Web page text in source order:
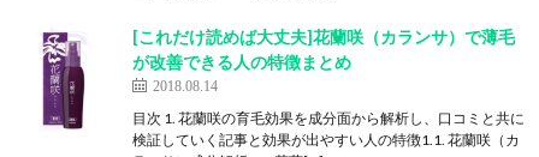
[これだけ読めば大丈夫]花蘭咲（カランサ）で薄毛
が改善できる人の特徴まとめ
2018.08.14
目次 1. 花蘭咲の育毛効果を成分面から解析し、口コミと共に
検証していく記事と効果が出やすい人の特徴1.1. 花蘭咲（カ